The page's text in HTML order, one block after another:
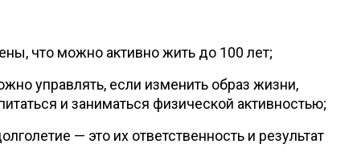
что можно активно жить до 100 лет;
управлять, если изменить образ жизни,
и заниматься физической активностью;
— это их ответственность и результат